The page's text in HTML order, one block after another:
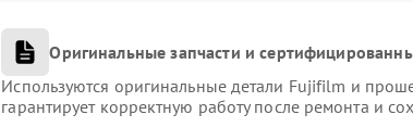
Оригинальные запчасти и
Используются оригинальные детали Fujifilm и
гарантирует корректную работу после ремонта и